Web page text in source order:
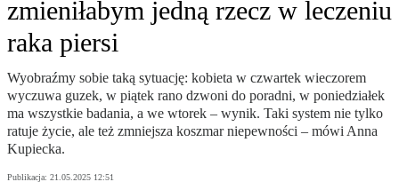
zmieniłabym jedną rzecz w leczeniu
raka piersi
Wyobraźmy sobie taką sytuację: kobieta w czwartek wieczorem
wyczuwa guzek, w piątek rano dzwoni do poradni, w poniedziałek
ma wszystkie badania, a we wtorek – wynik. Taki system nie tylko
ratuje życie, ale też zmniejsza koszmar niepewności – mówi Anna
Kupiecka.
Publikacja: 21.05.2025 12:51